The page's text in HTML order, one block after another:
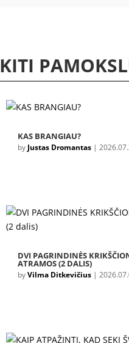
KITI
KAS BRANGIAU?
by Justas Dromantas|
DVI PAGRINDINĖS
ATRAMOS (2 DALIS)
byVilma Ditkevičius|